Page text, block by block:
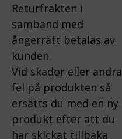
Returfrakten i
samband med
ångerrätt betalas av
kunden.
Vid skador eller andra
fel på produkten så
ersätts du med en ny
produkt efter att du
har skickat tillbaka